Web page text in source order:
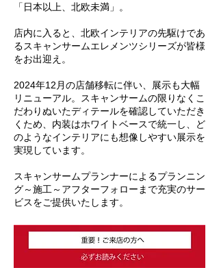
「日本以上、北欧未満」。
​店内に入ると、北欧インテリアの先駆けであ
るスキャンサームエレメンツシリーズが皆様
をお出迎え。
2024年12月の店舗移転に伴い、展示も大幅
リニューアル。スキャンサームの限りなくこ
だわりぬいたディテールを確認していただき
くため、内装はホワイトベースで統一し、ど
のようなインテリアにも想像しやすい展示を
実現しています。
​スキャンサームプランナーによるプランニン
グ～施工～アフターフォローまで充実のサー
ビスをご提供いたします。